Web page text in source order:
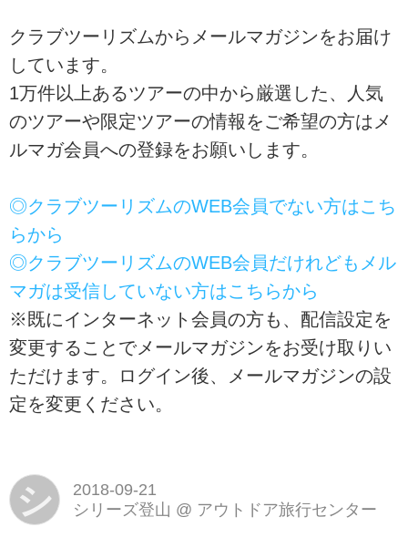
クラブツーリズムからメールマガジンをお届け
しています。
1万件以上あるツアーの中から厳選した、人気
のツアーや限定ツアーの情報をご希望の方はメ
ルマガ会員への登録をお願いします。
◎クラブツーリズムのWEB会員でない方はこち
らから
◎クラブツーリズムのWEB会員だけれどもメル
マガは受信していない方はこちらから
※既にインターネット会員の方も、配信設定を
変更することでメールマガジンをお受け取りい
ただけます。ログイン後、メールマガジンの設
定を変更ください。
シ
2018-09-21
シリーズ登山 @ アウトドア旅行センター